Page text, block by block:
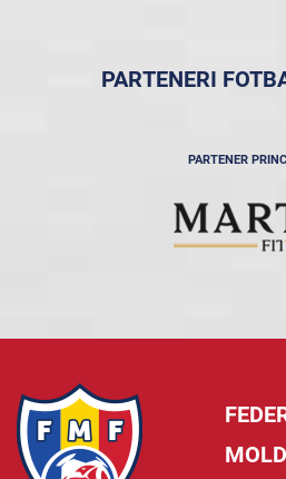
PARTENERI
PARTENER